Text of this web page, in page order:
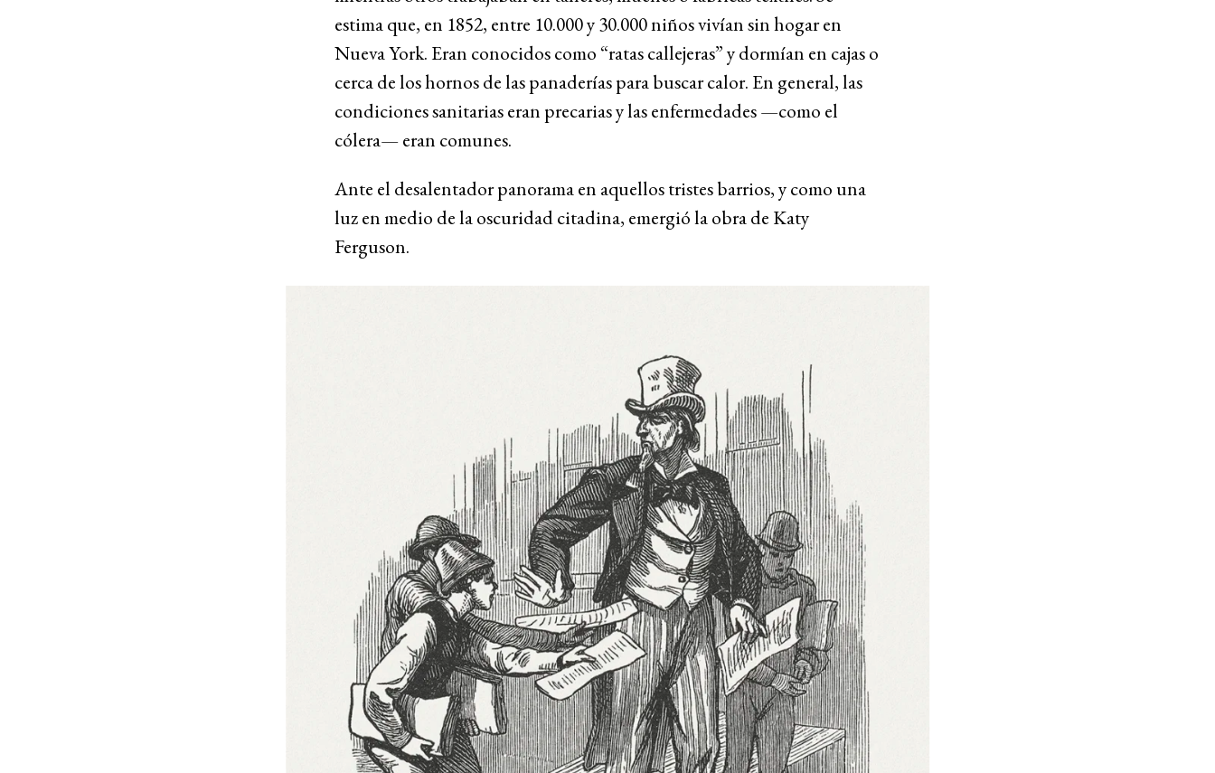
estima que, en 1852, entre 10.000 y 30.000 niños vivían sin hogar en
Nueva York. Eran conocidos como “ratas callejeras” y dormían en cajas o
cerca de los hornos de las panaderías para buscar calor. En general, las
condiciones sanitarias eran precarias y las enfermedades —como el
cólera— eran comunes.
Ante el desalentador panorama en aquellos tristes barrios, y como una
luz en medio de la oscuridad citadina, emergió la obra de Katy
Ferguson.